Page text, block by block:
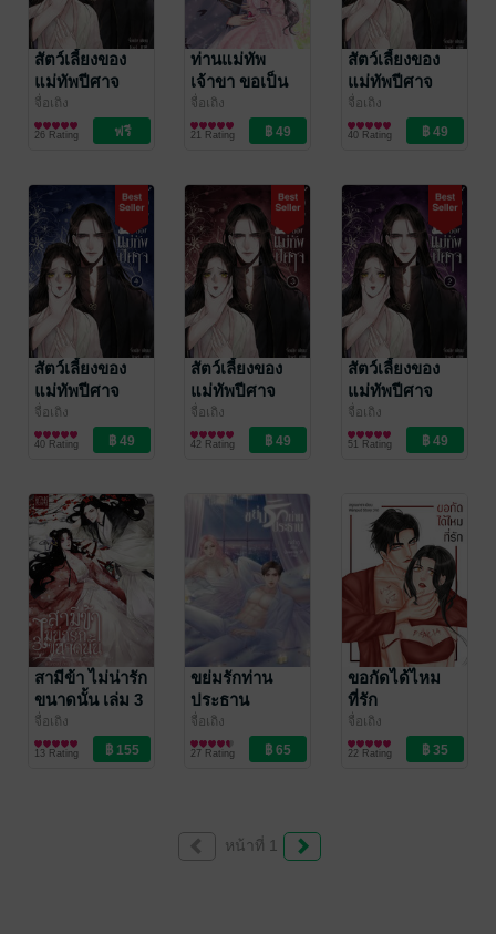
สัตว์เลี้ยงของ
แม่ทัพปีศาจ
(ตอนพิเศษ)
จื่อเถิง
นิยายรักจีนโบราณ
26 Rating
ท่านแม่ทัพ
เจ้าขา ขอเป็น
ภรรยานะเจ้าคะ
(เล่ม 1)
จื่อเถิง
นิยายรัก
21 Rating
สัตว์เลี้ยงของ
แม่ทัพปีศาจ
เล่ม 5 (เล่มจบ)
จื่อเถิง
นิยายรักจีนโบราณ
40 Rating
สัตว์เลี้ยงของ
แม่ทัพปีศาจ
เล่ม 4
จื่อเถิง
นิยายรักจีนโบราณ
40 Rating
สัตว์เลี้ยงของ
แม่ทัพปีศาจ
เล่ม 3
จื่อเถิง
นิยายรักจีนโบราณ
42 Rating
สัตว์เลี้ยงของ
แม่ทัพปีศาจ
เล่ม 2
จื่อเถิง
นิยายรักจีนโบราณ
51 Rating
สามีข้า ไม่น่ารัก
ขนาดนั้น เล่ม 3
(จบภาคพิเศษ)
จื่อเถิง
นิยายรักจีนโบราณ
13 Rating
ขย่มรักท่าน
ประธาน
จื่อเถิง
นิยายโรมานซ์
27 Rating
ขอกัดได้ไหม
ที่รัก
จื่อเถิง
นิยายโรมานซ์
22 Rating
หน้าที่ 1